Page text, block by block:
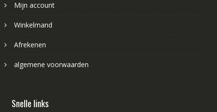
Mijn account
Winkelmand
Afrekenen
algemene voorwaarden
Snelle links